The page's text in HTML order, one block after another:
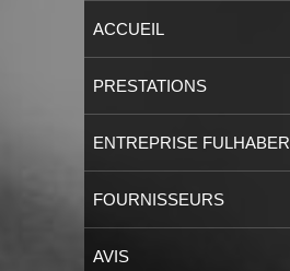
ACCUEIL
PRESTATIONS
ENTREPRISE FULHABER
FOURNISSEURS
AVIS